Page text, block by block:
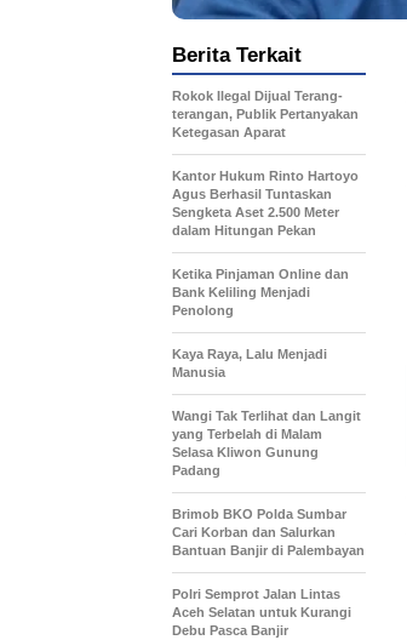
Berita Terkait
Rokok Ilegal Dijual Terang-
terangan, Publik Pertanyakan
Ketegasan Aparat
Kantor Hukum Rinto Hartoyo
Agus Berhasil Tuntaskan
Sengketa Aset 2.500 Meter
dalam Hitungan Pekan
Ketika Pinjaman Online dan
Bank Keliling Menjadi
Penolong
Kaya Raya, Lalu Menjadi
Manusia
Wangi Tak Terlihat dan Langit
yang Terbelah di Malam
Selasa Kliwon Gunung
Padang
Brimob BKO Polda Sumbar
Cari Korban dan Salurkan
Bantuan Banjir di Palembayan
Polri Semprot Jalan Lintas
Aceh Selatan untuk Kurangi
Debu Pasca Banjir